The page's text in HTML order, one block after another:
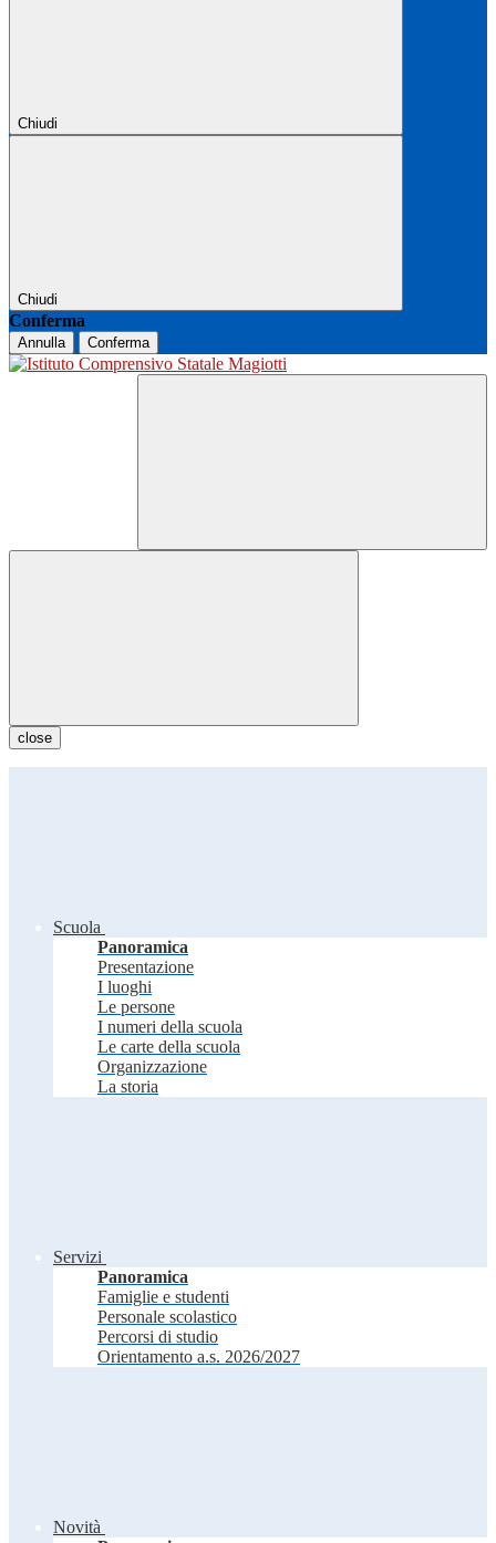
Chiudi
Chiudi
Conferma
Annulla Conferma
close
Scuola
Panoramica
Presentazione
I luoghi
Le persone
I numeri della scuola
Le carte della scuola
Organizzazione
La storia
Servizi
Panoramica
Famiglie e studenti
Personale scolastico
Percorsi di studio
Orientamento a.s. 2026/2027
Novità